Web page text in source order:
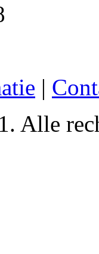
|
Alle